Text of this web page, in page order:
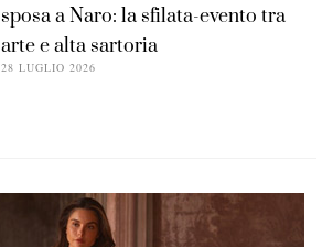
sposa a Naro: la sfilata-evento tra
arte e alta sartoria
28 LUGLIO 2026